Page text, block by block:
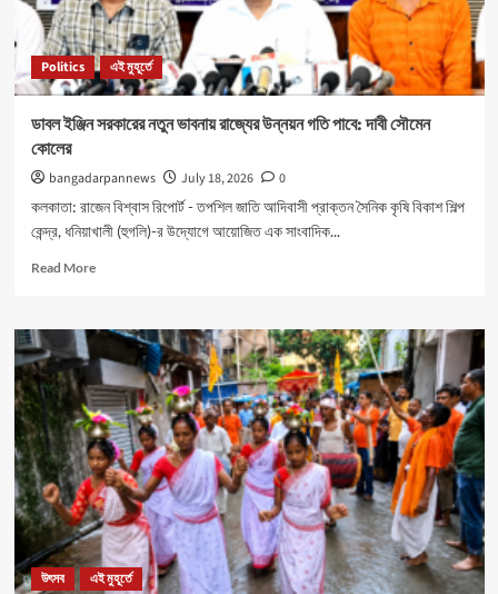
Politics এই মুহূর্তে
ডাবল ইঞ্জিন সরকারের নতুন ভাবনায় রাজ্যের উন্নয়ন গতি পাবে: দাবী সৌমেন
কোলের
bangadarpannews July 18, 2026
0
কলকাতা: রাজেন বিশ্বাস রিপোর্ট - তপশিল জাতি আদিবাসী প্রাক্তন সৈনিক কৃষি বিকাশ শিল্প
কেন্দ্র, ধনিয়াখালী (হুগলি)-র উদ্যোগে আয়োজিত এক সাংবাদিক...
Read MoreRead
ডাবল
সরকারের
নতুন
ভাবনায়
রাজ্যের
উন্নয়ন
গতি
পাবে:
দাবী
সৌমেন
কোলের
উৎসব এই মুহূর্তে